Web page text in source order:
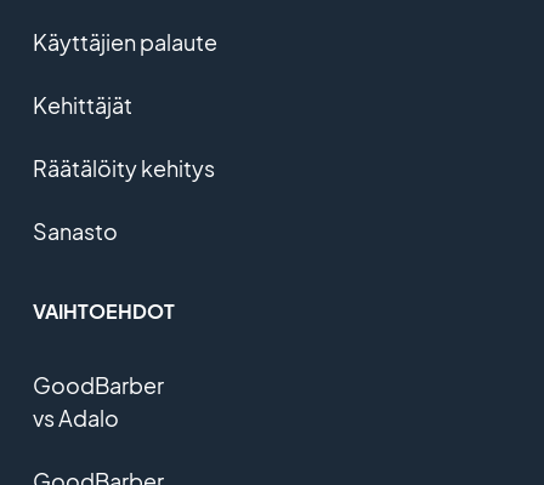
Käyttäjien palaute
Kehittäjät
Räätälöity kehitys
Sanasto
VAIHTOEHDOT
GoodBarber
vs Adalo